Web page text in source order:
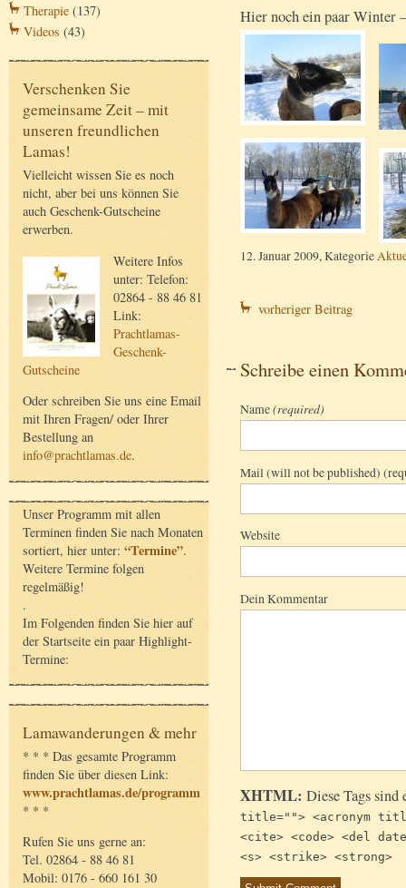
Therapie (137)
Videos (43)
Verschenken Sie
gemeinsame Zeit – mit
unseren freundlichen
Lamas!
Vielleicht wissen Sie es noch
nicht, aber bei uns können Sie
auch Geschenk-Gutscheine
erwerben.
Weitere Infos
unter: Telefon:
02864 - 88 46 81
Link:
Prachtlamas-
Geschenk-
Gutscheine
Oder schreiben Sie uns eine Email
mit Ihren Fragen/ oder Ihrer
Bestellung an
info@prachtlamas.de.
Unser Programm mit allen
Terminen finden Sie nach Monaten
sortiert, hier unter: “Termine”.
Weitere Termine folgen
regelmäßig!
.
Im Folgenden finden Sie hier auf
der Startseite ein paar Highlight-
Termine:
Lamawanderungen & mehr
* * * Das gesamte Programm
finden Sie über diesen Link:
www.prachtlamas.de/programm
* * *
Rufen Sie uns gerne an:
Tel. 02864 - 88 46 81
Mobil: 0176 - 660 161 30
Hier noch ein paar Winter
12. Januar 2009, Kategorie
vorheriger Beitrag
Schreibe einen
Name(required)
Mail (will not be published)
Website
Dein Kommentar
XHTML: Diese Tags
title=""> <acronym
<cite> <code> <del
<s> <strike> <strong>